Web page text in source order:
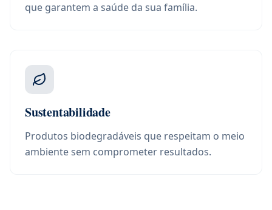
que garantem a saúde da sua família.
Sustentabilidade
Produtos biodegradáveis que respeitam o meio
ambiente sem comprometer resultados.